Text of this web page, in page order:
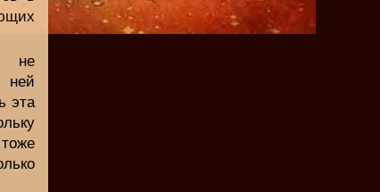
не
ней
эта